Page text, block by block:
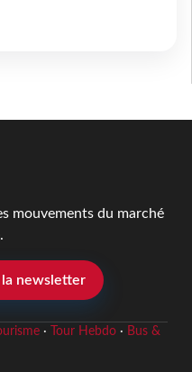
mouvements du marché
la newsletter
· Tour Hebdo· Bus &